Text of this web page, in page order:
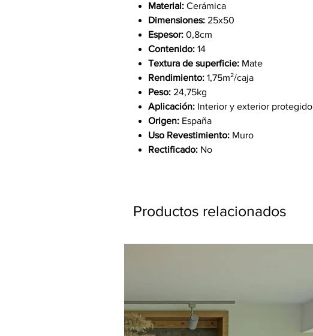
Material: Cerámica
Dimensiones: 25x50
Espesor: 0,8cm
Contenido: 14
Textura de superficie: Mate
Rendimiento: 1,75m²/caja
Peso: 24,75kg
Aplicación: Interior y exterior protegido
Origen: España
Uso Revestimiento: Muro
Rectificado: No
Productos relacionados